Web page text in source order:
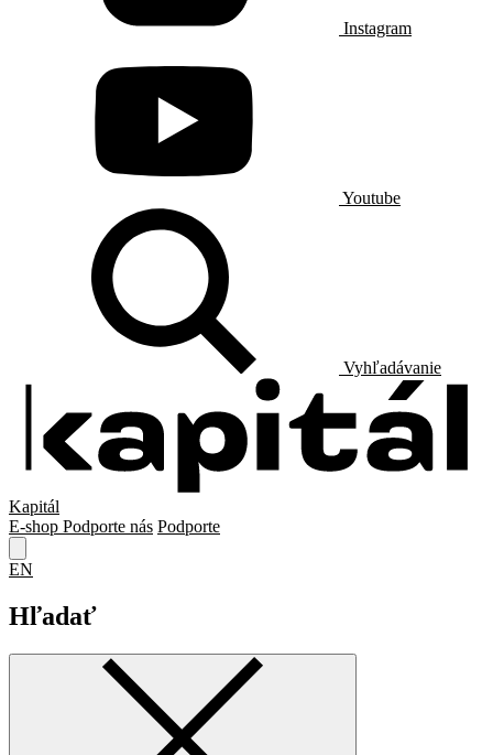
Instagram
Youtube
Vyhľadávanie
Kapitál
E-shop Podporte nás Podporte
EN
Hľadať